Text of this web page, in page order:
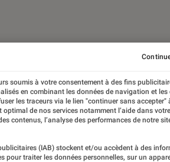
soumis à votre consentement à des fins
en combinant les données de navigation et les
les traceurs via le lien "continuer sans accepter"
de nos services notamment l’aide dans
contenus, l’analyse des performances de notre
(IAB) stockent et/ou accèdent à des
pour traiter les données personnelles, sur un